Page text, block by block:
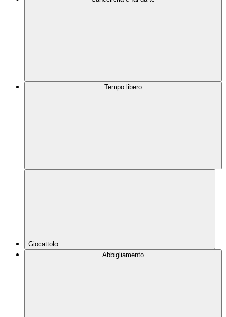
Tempo libero
Giocattolo
Abbigliamento